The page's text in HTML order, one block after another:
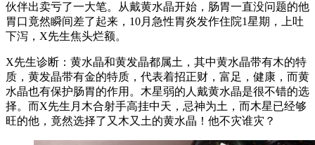
伙伴出卖亏了一大笔。从戴黄水晶开始，肠胃一直没问题的他
胃口竟然瞬间差了起来，10月急性胃炎发作住院1星期，上吐
下泻，X先生焦头烂额。
X先生诊断：黄水晶和黄发晶都属土，其中黄水晶带有木的特
质，黄发晶带有金的特质，代表着招正财，富足，健康，而黄
水晶也有保护肠胃的作用。木星弱的人戴黄水晶是很不错的选
择。而X先生月木合射手高挂中天，忌神为土，而木星已经够
旺的他，竟然选择了又木又土的黄水晶！他不灾谁灾？